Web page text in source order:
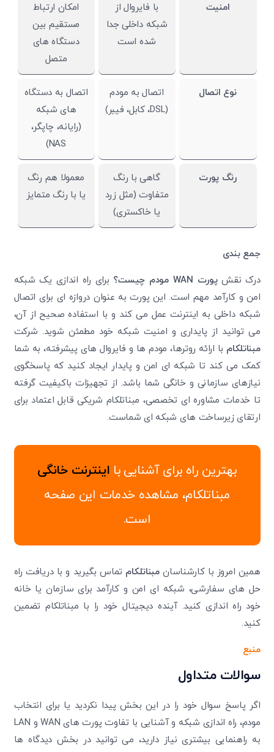
امنیت
با فایروال از
شبکه داخلی جدا
شده است
امکان ارتباط
مستقیم بین
دستگاه های
متصل
نوع اتصال
اتصال به مودم
(DSL، کابل، فیبر)
اتصال به دستگاه
های شبکه
(رایانه، چاپگر،
NAS)
رنگ پورت
گاهی با رنگ
متفاوت (مثل زرد
یا خاکستری)
معمولا هم رنگ
یا با رنگ متمایز
جمع بندی
درک نقشپورت WAN مودم چیست؟ برای راه اندازی یک شبکه
امن و کارآمد مهم است. این پورت به عنوان دروازه ای برای اتصال
شبکه داخلی به اینترنت عمل می کند و با استفاده صحیح از آن،
می توانید از پایداری و امنیت شبکه خود مطمئن شوید. شرکت
مبناتلکام با ارائه روترها، مودم ها و فایروال های پیشرفته، به شما
کمک می کند تا شبکه ای امن و پایدار ایجاد کنید که پاسخگوی
نیازهای سازمانی و خانگی شما باشد. از تجهیزات باکیفیت گرفته
تا خدمات مشاوره ای تخصصی، مبناتلکام شریکی قابل اعتماد برای
ارتقای زیرساخت های شبکه ای شماست.
بهترین راه برای آشنایی با اینترنت خانگی
مبناتلکام، مشاهده خدمات این صفحه
است.
همین امروز با کارشناسانمبناتلکام تماس بگیرید و با دریافت راه
حل های سفارشی، شبکه ای امن و کارآمد برای سازمان یا خانه
خود راه اندازی کنید. آینده دیجیتال خود را با مبناتلکام تضمین
کنید.
منبع
سوالات متداول
اگر پاسخ سوال خود را در این بخش پیدا نکردید یا برای انتخاب
مودم، راه اندازی شبکه و آشنایی با تفاوت پورت های WAN و LAN
به راهنمایی بیشتری نیاز دارید، می توانید در بخش دیدگاه ها